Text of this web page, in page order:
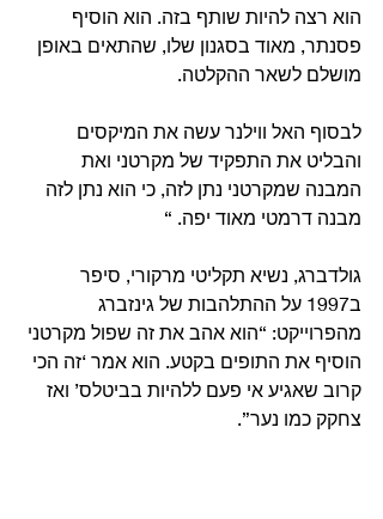
הוא רצה להיות שותף בזה. הוא הוסיף
פסנתר, מאוד בסגנון שלו, שהתאים באופן
מושלם לשאר ההקלטה.
לבסוף האל ווילנר עשה את המיקסים
והבליט את התפקיד של מקרטני ואת
המבנה שמקרטני נתן לזה, כי הוא נתן לזה
מבנה דרמטי מאוד יפה. “
גולדברג, נשיא תקליטי מרקורי, סיפר
ב1997 על ההתלהבות של גינזברג
מהפרוייקט: “הוא אהב את זה שפול מקרטני
הוסיף את התופים בקטע. הוא אמר ‘זה הכי
קרוב שאגיע אי פעם ללהיות בביטלס’ ואז
צחקק כמו נער”.